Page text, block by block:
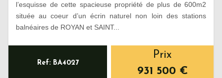
l’esquisse de cette spacieuse propriété de plus de 600m2
située au coeur d’un écrin naturel non loin des stations
balnéaires de ROYAN et SAINT...
Ref: BA4027
Prix
931 500 €